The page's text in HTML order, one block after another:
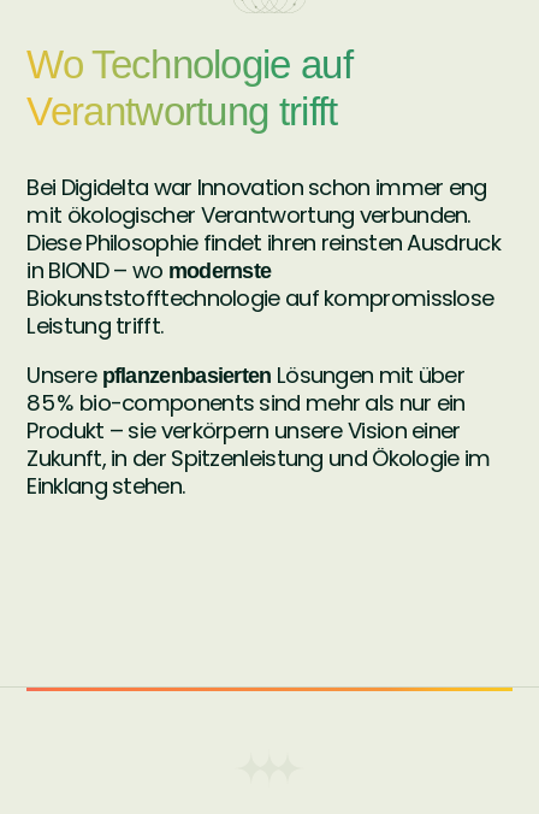
Wo Technologie auf
Verantwortung trifft
Bei Digidelta war Innovation schon immer eng
mit ökologischer Verantwortung verbunden.
Diese Philosophie findet ihren reinsten Ausdruck
in BIOND – wo modernste
Biokunststofftechnologie auf kompromisslose
Leistung trifft.
Unsere pflanzenbasierten Lösungen mit über
85 % bio-components sind mehr als nur ein
Produkt – sie verkörpern unsere Vision einer
Zukunft, in der Spitzenleistung und Ökologie im
Einklang stehen.